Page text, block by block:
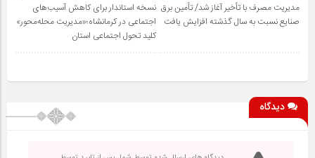
مدیریت مصرف با تأخیر آغاز شد/ تأمین برق
صنایع نسبت به سال گذشته افزایش یافت
نسخه استاندار برای کاهش آسیب‌های
اجتماعی در کرمانشاه؛«مدیریت محله‌محور»
کلید تحول اجتماعی استان
دیدگاه